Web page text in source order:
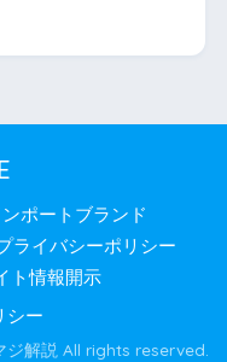
ンポートブランド
ライバシーポリシー
ト情報開示
シー
解説 All rights reserved.